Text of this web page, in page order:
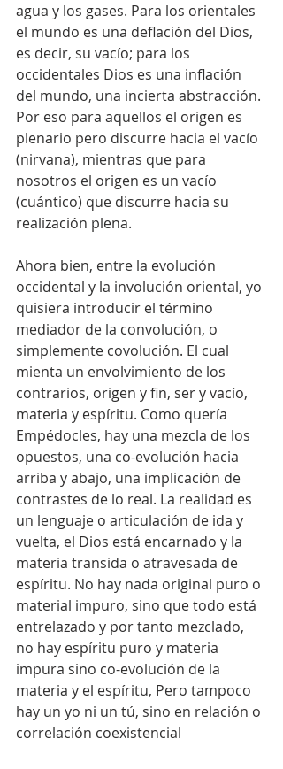
agua y los gases. Para los orientales
el mundo es una deflación del Dios,
es decir, su vacío; para los
occidentales Dios es una inflación
del mundo, una incierta abstracción.
Por eso para aquellos el origen es
plenario pero discurre hacia el vacío
(nirvana), mientras que para
nosotros el origen es un vacío
(cuántico) que discurre hacia su
realización plena.
Ahora bien, entre la evolución
occidental y la involución oriental, yo
quisiera introducir el término
mediador de la convolución, o
simplemente covolución. El cual
mienta un envolvimiento de los
contrarios, origen y fin, ser y vacío,
materia y espíritu. Como quería
Empédocles, hay una mezcla de los
opuestos, una co-evolución hacia
arriba y abajo, una implicación de
contrastes de lo real. La realidad es
un lenguaje o articulación de ida y
vuelta, el Dios está encarnado y la
materia transida o atravesada de
espíritu. No hay nada original puro o
material impuro, sino que todo está
entrelazado y por tanto mezclado,
no hay espíritu puro y materia
impura sino co-evolución de la
materia y el espíritu, Pero tampoco
hay un yo ni un tú, sino en relación o
correlación coexistencial